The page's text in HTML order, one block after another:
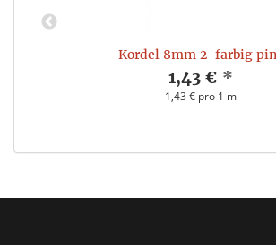
Kordel 8mm 2-farbig
1,43 € *
1,43 € pro 1 m